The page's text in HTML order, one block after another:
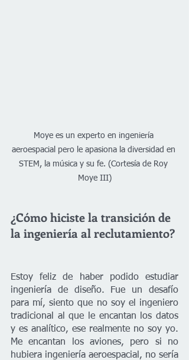
Moye es un experto en ingeniería
aeroespacial pero le apasiona la diversidad en
STEM, la música y su fe. (Cortesía de Roy
Moye III)
¿Cómo hiciste la transición de
la ingeniería al reclutamiento?
Estoy feliz de haber podido estudiar
ingeniería de diseño. Fue un desafío
para mí, siento que no soy el ingeniero
tradicional al que le encantan los datos
y es analítico, ese realmente no soy yo.
Me encantan los aviones, pero si no
hubiera ingeniería aeroespacial, no sería